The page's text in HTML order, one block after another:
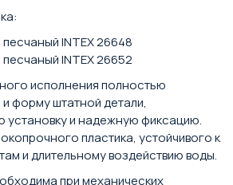
INTEX 26648
INTEX 26652
исполнения полностью
форму штатной детали,
установку и надежную фиксацию.
пластика, устойчивого к
и длительному воздействию воды.
при механических